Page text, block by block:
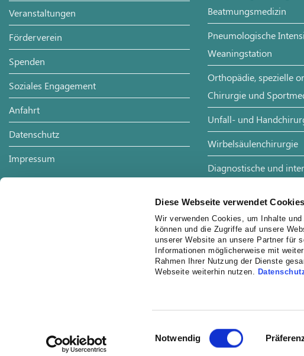
Diese Webseite verwendet Cookies
Wir verwenden Cookies, um Inhalte
können und die Zugriffe auf unsere
unserer Website an unsere Partner für
Informationen möglicherweise mit
Rahmen Ihrer Nutzung der Dienste
Webseite weiterhin nutzen.
Notwendig
Veranstaltungen
Förderverein
Spenden
Soziales Engagement
Anfahrt
Datenschutz
Impressum
Beatmungsmedizin
Pneumologische
Weaningstation
Orthopädie, spezielle
Chirurgie und
Unfall- und
Wirbelsäulenchirurgie
Diagnostische und